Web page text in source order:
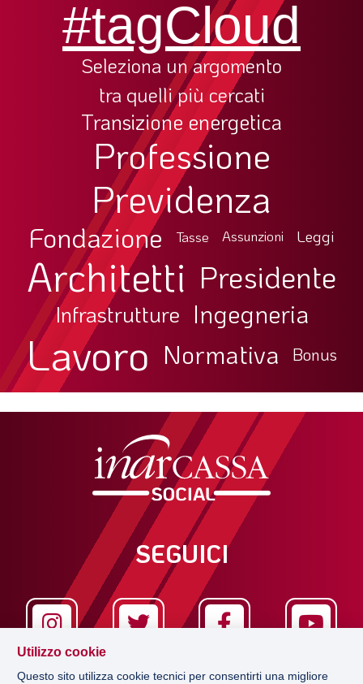
SPECIALE
CAMBIA NUMERO
#tagCloud
Seleziona un argomento
tra quelli più cercati
Transizione energetica
Professione
Previdenza
Fondazione Tasse Assunzioni Leggi
Architetti Presidente
Infrastrutture Ingegneria
Lavoro Normativa Bonus
SEGUICI
Utilizzo cookie
Questo sito utilizza cookie tecnici per consentirti una migliore